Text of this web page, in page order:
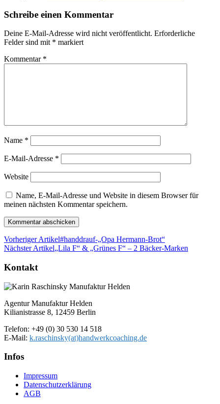
Schreibe einen Kommentar
Deine E-Mail-Adresse wird nicht veröffentlicht. Erforderliche
Felder sind mit * markiert
Kommentar *
Name *
E-Mail-Adresse *
Website
Name, E-Mail-Adresse und Website in diesem Browser für
meinen nächsten Kommentar speichern.
Vorheriger Artikel#handdrauf-„Opa Hermann-Brot“
Nächster Artikel„Lila F“ & „Grünes F“ – 2 Bäcker-Marken
Kontakt
Agentur Manufaktur Helden
Kilianistrasse 8, 12459 Berlin
Telefon: +49 (0) 30 530 14 518
E-Mail: k.raschinsky(at)handwerkcoaching.de
Infos
Impressum
Datenschutz­erklärung
AGB